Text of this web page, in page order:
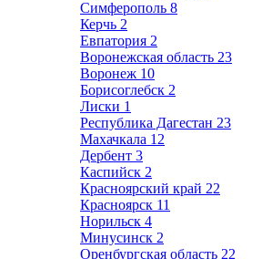
Симферополь 8
Керчь 2
Евпатория 2
Воронежская область 23
Воронеж 10
Борисоглебск 2
Лиски 1
Республика Дагестан 23
Махачкала 12
Дербент 3
Каспийск 2
Красноярский край 22
Красноярск 11
Норильск 4
Минусинск 2
Оренбургская область 22